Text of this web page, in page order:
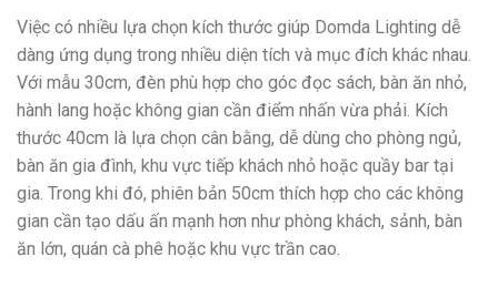
Việc có nhiều lựa chọn kích thước giúp Domda Lighting dễ
dàng ứng dụng trong nhiều diện tích và mục đích khác nhau.
Với mẫu 30cm, đèn phù hợp cho góc đọc sách, bàn ăn nhỏ,
hành lang hoặc không gian cần điểm nhấn vừa phải. Kích
thước 40cm là lựa chọn cân bằng, dễ dùng cho phòng ngủ,
bàn ăn gia đình, khu vực tiếp khách nhỏ hoặc quầy bar tại
gia. Trong khi đó, phiên bản 50cm thích hợp cho các không
gian cần tạo dấu ấn mạnh hơn như phòng khách, sảnh, bàn
ăn lớn, quán cà phê hoặc khu vực trần cao.